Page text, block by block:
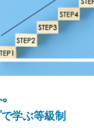
学ぶ等級制